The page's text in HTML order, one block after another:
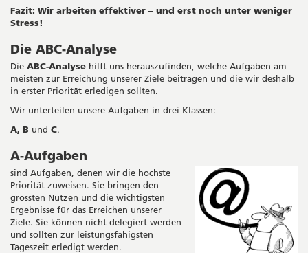
Fazit: Wir arbeiten effektiver – und erst noch unter weniger
Stress!
Die ABC-Analyse
Die ABC-Analyse hilft uns herauszufinden, welche Aufgaben am
meisten zur Erreichung unserer Ziele beitragen und die wir deshalb
in erster Priorität erledigen sollten.
Wir unterteilen unsere Aufgaben in drei Klassen:
A, B und C.
A-Aufgaben
sind Aufgaben, denen wir die höchste
Priorität zuweisen. Sie bringen den
grössten Nutzen und die wichtigsten
Ergebnisse für das Erreichen unserer
Ziele. Sie können nicht delegiert werden
und sollten zur leistungsfähigsten
Tageszeit erledigt werden.